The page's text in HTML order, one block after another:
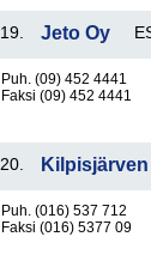
19. Jeto Oy
Puh. (09) 452 4441
Faksi (09) 452 4441
20.
Puh. (016) 537 712
Faksi (016) 5377 09